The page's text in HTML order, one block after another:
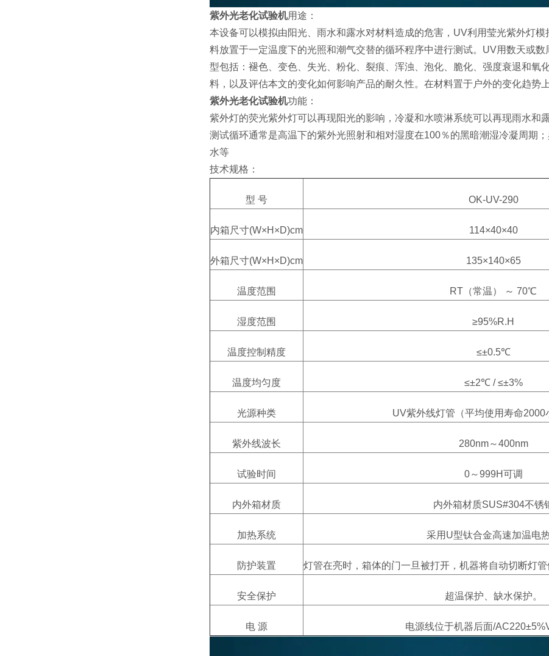
紫外光老化试验机用途：
本设备可以模拟由阳光、雨水和露水对材料造成的危害，UV利用莹光紫外灯
料放置于一定温度下的光照和潮气交替的循环程序中进行测试。UV用数天或
型包括：褪色、变色、失光、粉化、裂痕、浑浊、泡化、脆化、强度衰退和氧
料，以及评估本文的变化如何影响产品的耐久性。在材料置于户外的变化趋势
紫外光老化试验机功能：
紫外灯的荧光紫外灯可以再现阳光的影响，冷凝和水喷淋系统可以再现雨水和
测试循环通常是高温下的紫外光照射和相对湿度在100％的黑暗潮湿冷凝周期
水等
技术规格：
型 号 OK-UV-290
内箱尺寸(W×H×D)cm 114×40×40
外箱尺寸(W×H×D)cm 135×140×65
温度范围 RT（常温） ～ 70℃
湿度范围 ≥95%R.H
温度控制精度 ≤±0.5℃
温度均匀度 ≤±2℃ / ≤±3%
光源种类 UV紫外线灯管（平均使用寿命2000
紫外线波长 280nm～400nm
试验时间 0～999H可调
内外箱材质 内外箱材质SUS#304不锈
加热系统 采用U型钛合金高速加温电
防护装置 灯管在亮时，箱体的门一旦被打开，机器将自动切断灯
安全保护 超温保护、缺水保护。
电 源 电源线位于机器后面/